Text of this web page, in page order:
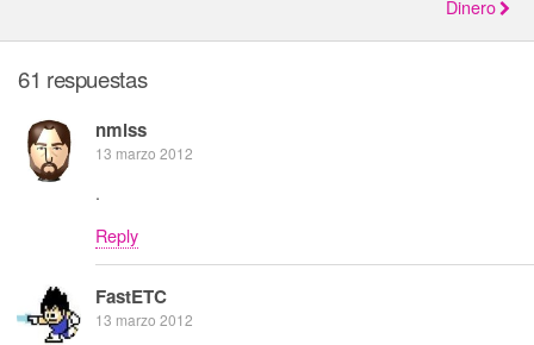
Dinero
61 respuestas
nmlss
13 marzo 2012
.
Reply
FastETC
13 marzo 2012